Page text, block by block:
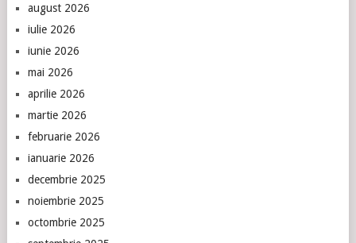
august 2026
iulie 2026
iunie 2026
mai 2026
aprilie 2026
martie 2026
februarie 2026
ianuarie 2026
decembrie 2025
noiembrie 2025
octombrie 2025